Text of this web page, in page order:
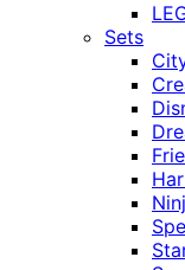
Sets